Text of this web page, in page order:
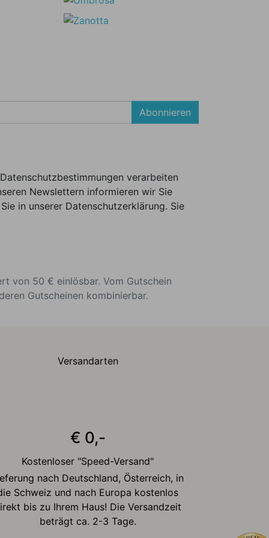
Abonnieren
verarbeiten
Newslettern informieren wir Sie
in unserer Datenschutzerklärung. Sie
von 50 € einlösbar. Vom Gutschein
Gutscheinen kombinierbar.
Versandarten
€ 0,-
Kostenloser "Speed-Versand"
nach Deutschland, Österreich, in
Schweiz und nach Europa kostenlos
bis zu Ihrem Haus! Die Versandzeit
beträgt ca. 2-3 Tage.